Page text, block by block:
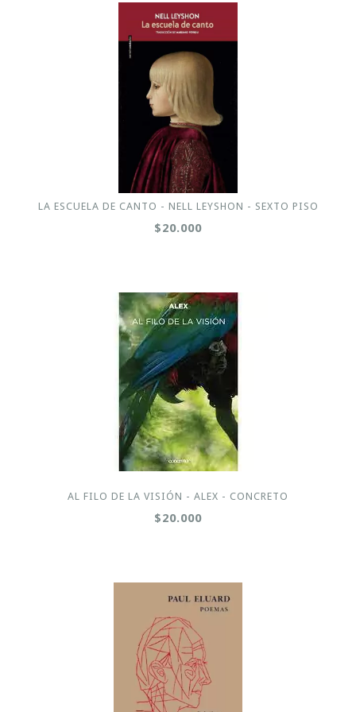
LA ESCUELA DE CANTO - NELL LEYSHON - SEXTO PISO
$20.000
AL FILO DE LA VISIÓN - ALEX - CONCRETO
$20.000